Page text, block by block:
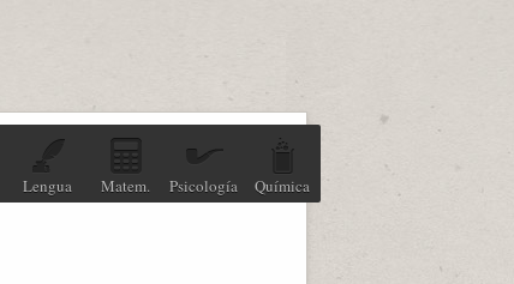
Lengua Matem. Psicología Química